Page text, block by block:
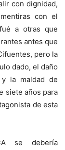
con dignidad,
con el
a otras que
antes que
pero la
dado, el daño
la maldad de
siete años para
de esta
se debería